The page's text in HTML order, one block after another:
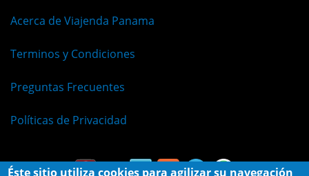
Acerca de Viajenda Panama
Terminos y Condiciones
Preguntas Frecuentes
Políticas de Privacidad
Éste sitio utiliza cookies para agilizar su navegación